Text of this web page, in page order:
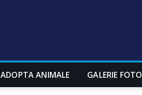
ADOPTA ANIMALE GALERIE FOTO